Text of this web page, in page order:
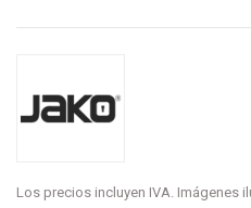
Los precios incluyen IVA. Imágenes